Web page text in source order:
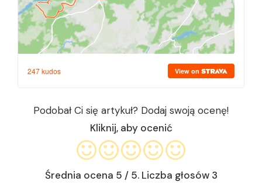
Podobał Ci się artykuł? Dodaj swoją ocenę!
Kliknij, aby ocenić
Średnia ocena 5 / 5. Liczba głosów 3